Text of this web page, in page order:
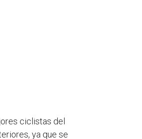
ciclistas del
ya que se